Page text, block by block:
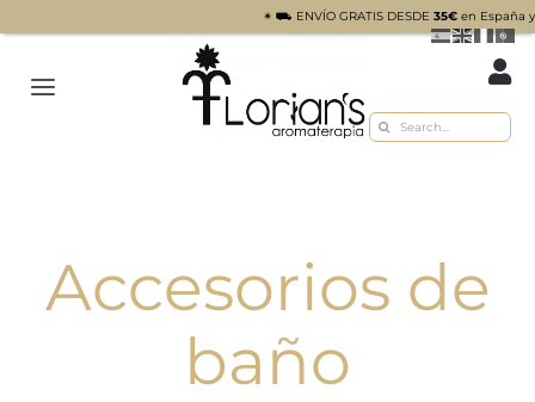
Toggle
Sobre nosotros
Buscar:
Accesorios de
baño
✴︎ ⛟ ENVÍO GRATIS DESDE35€en España y